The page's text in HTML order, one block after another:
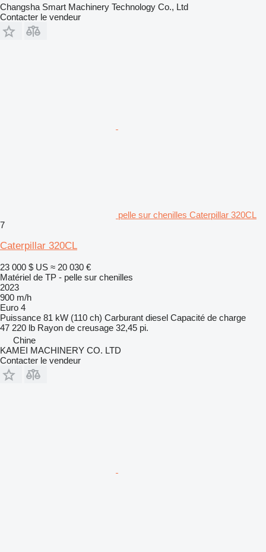
Changsha Smart Machinery Technology Co., Ltd
Contacter le vendeur
pelle sur chenilles Caterpillar 320CL
7
Caterpillar 320CL
23 000 $ US ≈ 20 030 €
Matériel de TP - pelle sur chenilles
2023
900 m/h
Euro 4
Puissance 81 kW (110 ch) Carburant diesel Capacité de charge
47 220 lb Rayon de creusage 32,45 pi.
Chine
KAMEI MACHINERY CO. LTD
Contacter le vendeur